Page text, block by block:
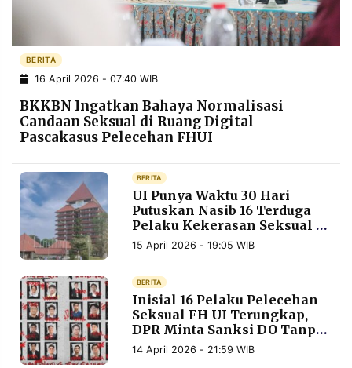
WARGA
INFORMASI
IKLAN
KIRIM
PENGADUAN TERM
SERVICE
IKUTI
KAMI
©
PT.
RESOLUSI
MEDIA
BERITA
16 April 2026 - 07:40 WIB
BKKBN Ingatkan Bahaya Normalisasi
Candaan Seksual di Ruang Digital
Pascakasus Pelecehan FHUI
BERITA
UI Punya Waktu 30 Hari
Putuskan Nasib 16 Terduga
Pelaku Kekerasan Seksual di
FH UI
15 April 2026 - 19:05 WIB
BERITA
Inisial 16 Pelaku Pelecehan
Seksual FH UI Terungkap,
DPR Minta Sanksi DO Tanpa
Kompromi
14 April 2026 - 21:59 WIB